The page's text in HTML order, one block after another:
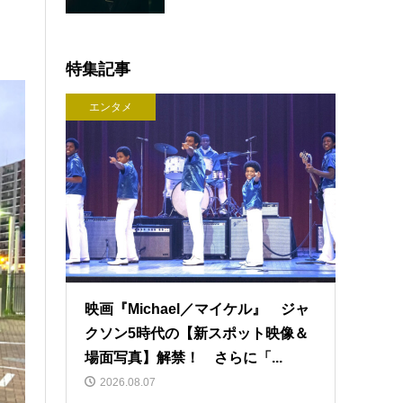
特集記事
エンタメ
映画『Michael／マイケル』 ジャ
クソン5時代の【新スポット映像＆
場面写真】解禁！ さらに「...
2026.08.07